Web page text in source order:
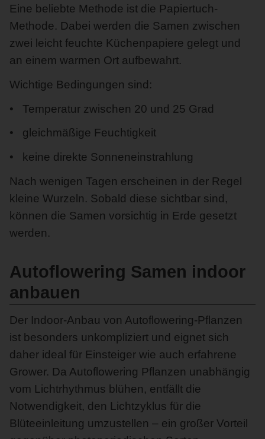
Eine beliebte Methode ist die Papiertuch-
Methode. Dabei werden die Samen zwischen
zwei leicht feuchte Küchenpapiere gelegt und
an einem warmen Ort aufbewahrt.
Wichtige Bedingungen sind:
Temperatur zwischen 20 und 25 Grad
gleichmäßige Feuchtigkeit
keine direkte Sonneneinstrahlung
Nach wenigen Tagen erscheinen in der Regel
kleine Wurzeln. Sobald diese sichtbar sind,
können die Samen vorsichtig in Erde gesetzt
werden.
Autoflowering Samen indoor
anbauen
Der Indoor-Anbau von Autoflowering-Pflanzen
ist besonders unkompliziert und eignet sich
daher ideal für Einsteiger wie auch erfahrene
Grower. Da Autoflowering Pflanzen unabhängig
vom Lichtrhythmus blühen, entfällt die
Notwendigkeit, den Lichtzyklus für die
Blüteeinleitung umzustellen – ein großer Vorteil